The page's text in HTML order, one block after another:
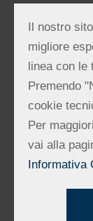
E-Mail
Indirizzo PEC:
Procedura
Il nostro
migliore
linea con le
Premendo
cookie
Per
vai alla
Informativa